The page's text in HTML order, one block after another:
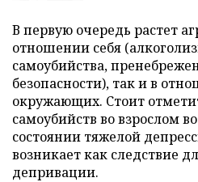
В первую очередь растет
отношении себя
самоубийства,
безопасности), так и в
окружающих. Стоит
самоубийств во взрослом
состоянии тяжелой
возникает как следствие
депривации.